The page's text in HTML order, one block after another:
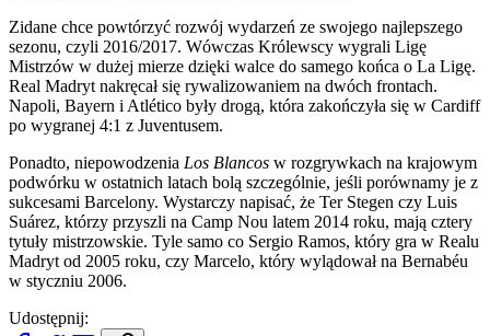
Zidane chce powtórzyć rozwój wydarzeń ze swojego najlepszego
sezonu, czyli 2016/2017. Wówczas Królewscy wygrali Ligę
Mistrzów w dużej mierze dzięki walce do samego końca o La Ligę.
Real Madryt nakręcał się rywalizowaniem na dwóch frontach.
Napoli, Bayern i Atlético były drogą, która zakończyła się w Cardiff
po wygranej 4:1 z Juventusem.
Ponadto, niepowodzenia Los Blancos w rozgrywkach na krajowym
podwórku w ostatnich latach bolą szczególnie, jeśli porównamy je z
sukcesami Barcelony. Wystarczy napisać, że Ter Stegen czy Luis
Suárez, którzy przyszli na Camp Nou latem 2014 roku, mają cztery
tytuły mistrzowskie. Tyle samo co Sergio Ramos, który gra w Realu
Madryt od 2005 roku, czy Marcelo, który wylądował na Bernabéu
w styczniu 2006.
Udostępnij: